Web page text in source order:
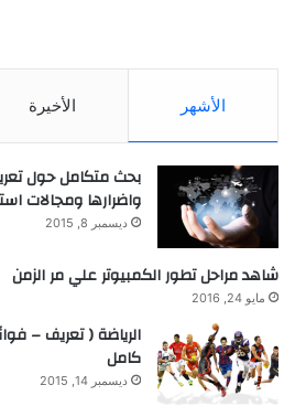
الأشهر الأخيرة
بحث متكامل حول
واضرارها ومجالات
ديسمبر 8, 2015
شاهد مراحل تطور الكمبيوتر علي مر الزمن
مايو 24, 2016
الرياضة ( تعريف –
كامل
ديسمبر 14, 2015